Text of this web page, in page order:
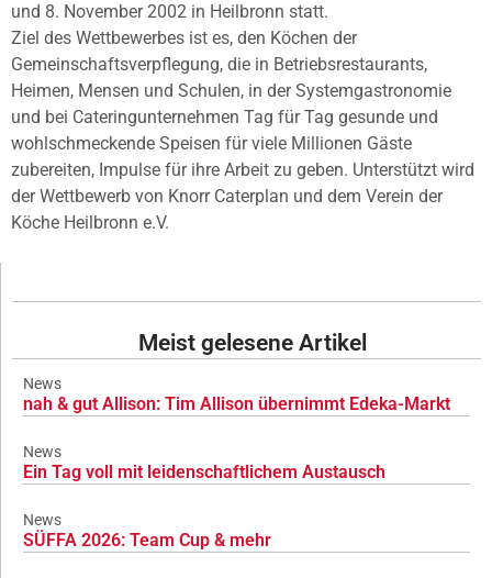
und 8. November 2002 in Heilbronn statt.
Ziel des Wettbewerbes ist es, den Köchen der
Gemeinschaftsverpflegung, die in Betriebsrestaurants,
Heimen, Mensen und Schulen, in der Systemgastronomie
und bei Cateringunternehmen Tag für Tag gesunde und
wohlschmeckende Speisen für viele Millionen Gäste
zubereiten, Impulse für ihre Arbeit zu geben. Unterstützt wird
der Wettbewerb von Knorr Caterplan und dem Verein der
Köche Heilbronn e.V.
Meist gelesene Artikel
News
nah & gut Allison: Tim Allison übernimmt Edeka-Markt
News
Ein Tag voll mit leidenschaftlichem Austausch
News
SÜFFA 2026: Team Cup & mehr